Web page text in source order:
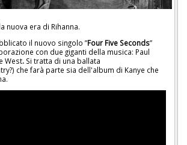
nuova era di Rihanna.
il nuovo singolo ”Four Five Seconds”
con due giganti della musica: Paul
West. Si tratta di una ballata
che farà parte sia dell'album di Kanye che